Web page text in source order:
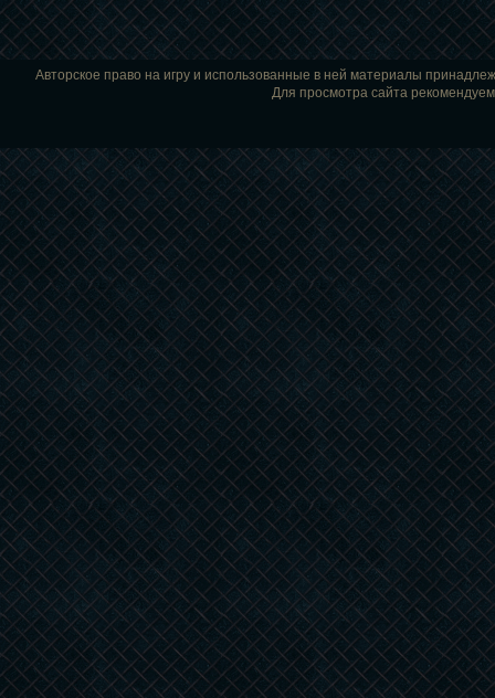
Авторское право на игру и использованные в ней материалы
Для просмотра сайта